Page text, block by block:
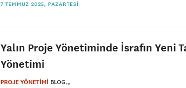
7 TEMMUZ 2025, PAZARTESI
Yalın Proje Yönetiminde İsrafın Yeni
Yönetimi
PROJE YÖNETİMİ BLOG